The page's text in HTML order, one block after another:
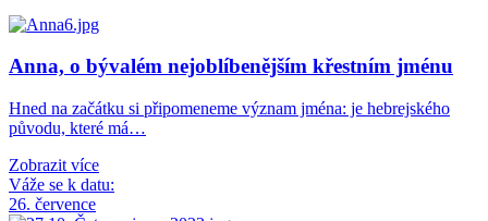
Anna, o bývalém nejoblíbenějším křestním jménu
Hned na začátku si připomeneme význam jména: je hebrejského
původu, které má…
Zobrazit více
Váže se k datu:
26. července